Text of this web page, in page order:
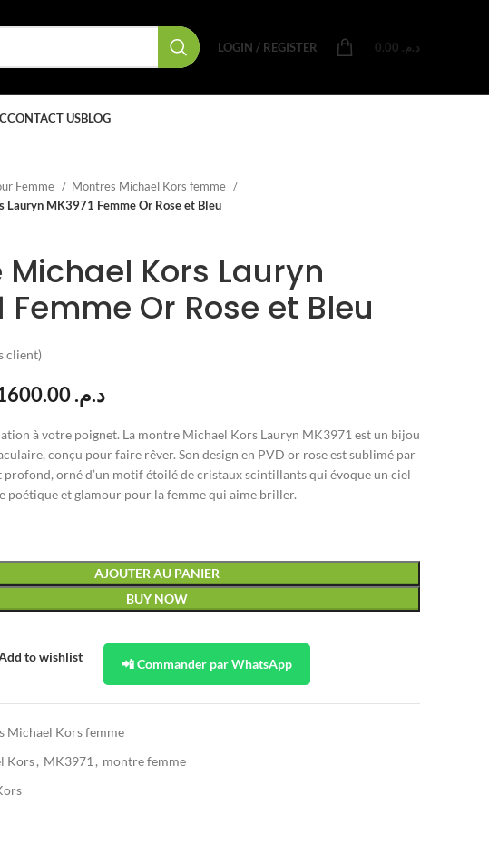
LOGIN / REGISTER د.م.
CONTACT USBLOG
Femme
Montres Michael Kors femme
Lauryn MK3971 Femme Or Rose et Bleu
Michael Kors Lauryn
Femme Or Rose et Bleu
client)
د.م.
à votre poignet. La montre Michael Kors Lauryn MK3971 est un bijou
conçu pour faire rêver. Son design en PVD or rose est sublimé par
profond, orné d’un motif étoilé de cristaux scintillants qui évoque un ciel
poétique et glamour pour la femme qui aime briller.
AJOUTER AU PANIER
BUY NOW
to wishlist
📲 Commander par WhatsApp
Michael Kors femme
Kors, MK3971, montre femme